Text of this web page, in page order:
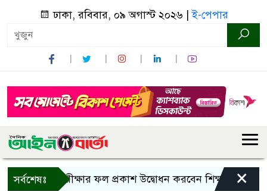
ঢাকা, রবিবার, ০৯ অগাস্ট ২০২৬ |ই-পেপার
সর্বশেষঃপরীক্ষার ফল প্রকাশ উদ্বোধন করবেন শিক্ষামন্ত্রী ×